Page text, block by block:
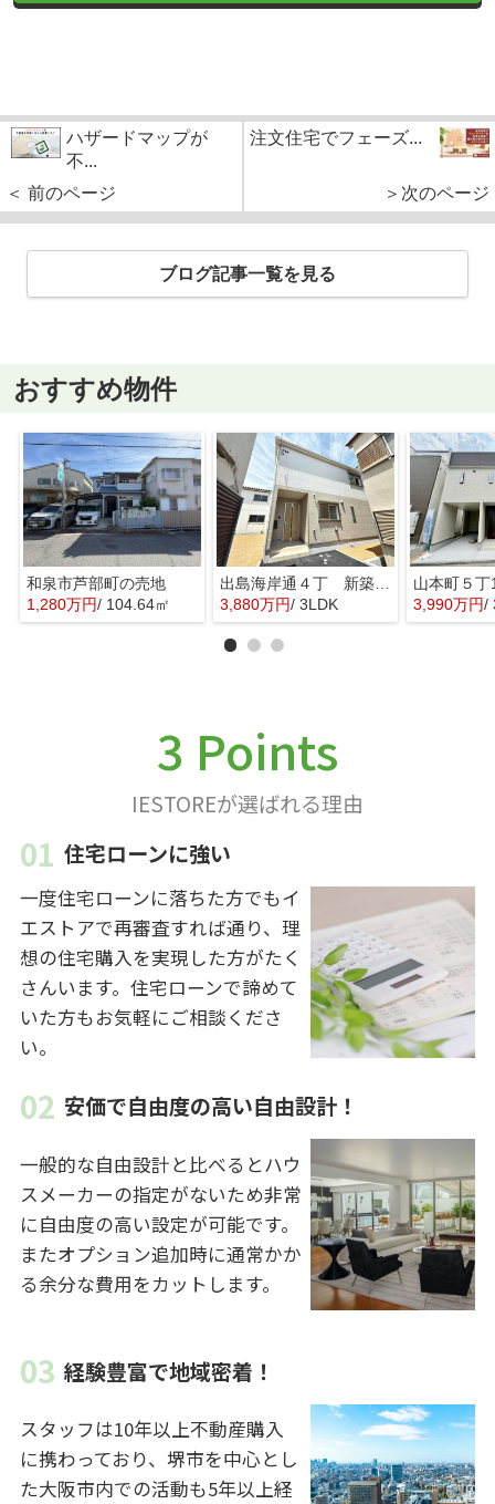
ハザードマップが
不...
＜ 前のページ
注文住宅でフェーズ...
＞次のページ
ブログ記事一覧を見る
おすすめ物件
和泉市芦部町の売地
1,280万円/ 104.64㎡
出島海岸通４丁 新築一戸建
3,880万円/ 3LDK 3,990万円/
3 Points
IESTOREが選ばれる理由
住宅ローンに強い
一度住宅ローンに落ちた方でもイ
エストアで再審査すれば通り、理
想の住宅購入を実現した方がたく
さんいます。住宅ローンで諦めて
いた方もお気軽にご相談くださ
い。
安価で自由度の高い自由設計！
一般的な自由設計と比べるとハウ
スメーカーの指定がないため非常
に自由度の高い設定が可能です。
またオプション追加時に通常かか
る余分な費用をカットします。
経験豊富で地域密着！
スタッフは10年以上不動産購入
に携わっており、堺市を中心とし
た大阪市内での活動も5年以上経